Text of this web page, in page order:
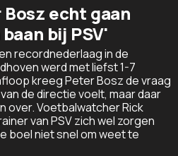
echt gaan
bij PSV'
recordnederlaag in de
werd met liefst 1-7
kreeg Peter Bosz de vraag
de directie voelt, maar daar
over. Voetbalwatcher Rick
van PSV zich wel zorgen
boel niet snel om weet te